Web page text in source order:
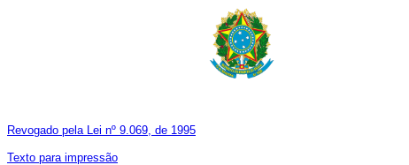
Revogado pela Lei nº 9.069, de 1995
Texto para impressão